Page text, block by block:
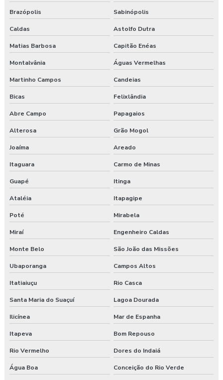
Brazópolis Sabinópolis
Caldas Astolfo Dutra
Matias Barbosa Capitão Enéas
Montalvânia Águas Vermelhas
Martinho Campos Candeias
Bicas Felixlândia
Abre Campo Papagaios
Alterosa Grão Mogol
Joaíma Areado
Itaguara Carmo de Minas
Guapé Itinga
Ataléia Itapagipe
Poté Mirabela
Miraí Engenheiro Caldas
Monte Belo São João das Missões
Ubaporanga Campos Altos
Itatiaiuçu Rio Casca
Santa Maria do Suaçuí Lagoa Dourada
Ilicínea Mar de Espanha
Itapeva Bom Repouso
Rio Vermelho Dores do Indaiá
Água Boa Conceição do Rio Verde